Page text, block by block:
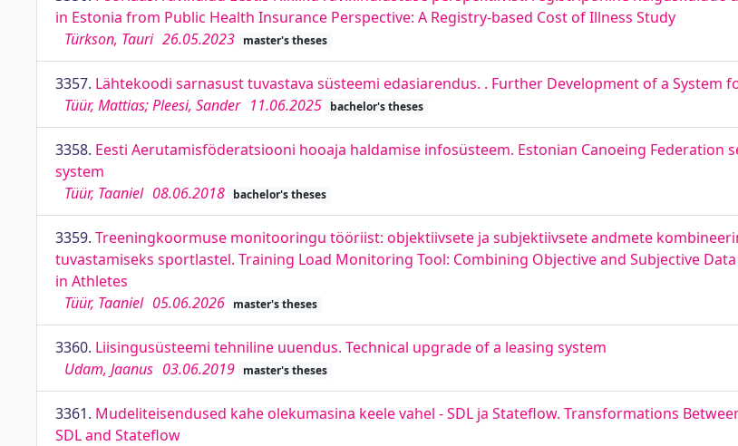
in Estonia from Public Health Insurance Perspective: A Registry-based Cost of Illness Study
Türkson, Tauri 26.05.2023 master's theses
3357. Lähtekoodi sarnasust tuvastava süsteemi edasiarendus. . Further Development of a System
Tüür, Mattias; Pleesi, Sander 11.06.2025 bachelor's theses
3358. Eesti Aerutamisföderatsiooni hooaja haldamise infosüsteem. Estonian Canoeing Federation
system
Tüür, Taaniel 08.06.2018 bachelor's theses
3359. Treeningkoormuse monitooringu tööriist: objektiivsete ja subjektiivsete andmete
tuvastamiseks sportlastel. Training Load Monitoring Tool: Combining Objective and Subjective
in Athletes
Tüür, Taaniel 05.06.2026 master's theses
3360. Liisingusüsteemi tehniline uuendus. Technical upgrade of a leasing system
Udam, Jaanus 03.06.2019 master's theses
3361. Mudeliteisendused kahe olekumasina keele vahel - SDL ja Stateflow. Transformations
SDL and Stateflow